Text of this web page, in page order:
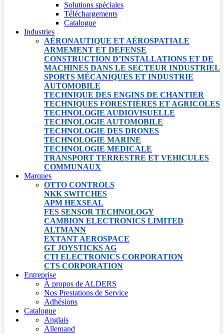
Solutions spéciales
Téléchargements
Catalogue
Industries
AÉRONAUTIQUE ET AÉROSPATIALE
ARMEMENT ET DEFENSE
CONSTRUCTION D’INSTALLATIONS ET DE
MACHINES DANS LE SECTEUR INDUSTRIEL
SPORTS MÉCANIQUES ET INDUSTRIE
AUTOMOBILE
TECHNIQUE DES ENGINS DE CHANTIER
TECHNIQUES FORESTIÈRES ET AGRICOLES
TECHNOLOGIE AUDIOVISUELLE
TECHNOLOGIE AUTOMOBILE
TECHNOLOGIE DES DRONES
TECHNOLOGIE MARINE
TECHNOLOGIE MEDICALE
TRANSPORT TERRESTRE ET VEHICULES
COMMUNAUX
Marques
OTTO CONTROLS
NKK SWITCHES
APM HEXSEAL
FES SENSOR TECHNOLOGY
CAMBION ELECTRONICS LIMITED
ALTMANN
EXTANT AEROSPACE
GT JOYSTICKS AG
CTI ELECTRONICS CORPORATION
CTS CORPORATION
Entreprise
À propos de ALDERS
Nos Prestations de Service
Adhésions
Catalogue
Anglais
Allemand